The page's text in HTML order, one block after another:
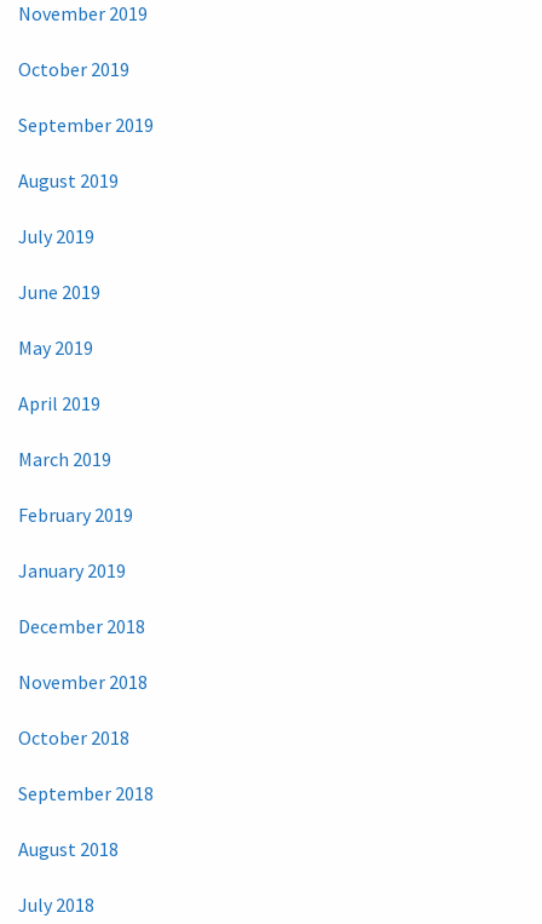
November 2019
October 2019
September 2019
August 2019
July 2019
June 2019
May 2019
April 2019
March 2019
February 2019
January 2019
December 2018
November 2018
October 2018
September 2018
August 2018
July 2018